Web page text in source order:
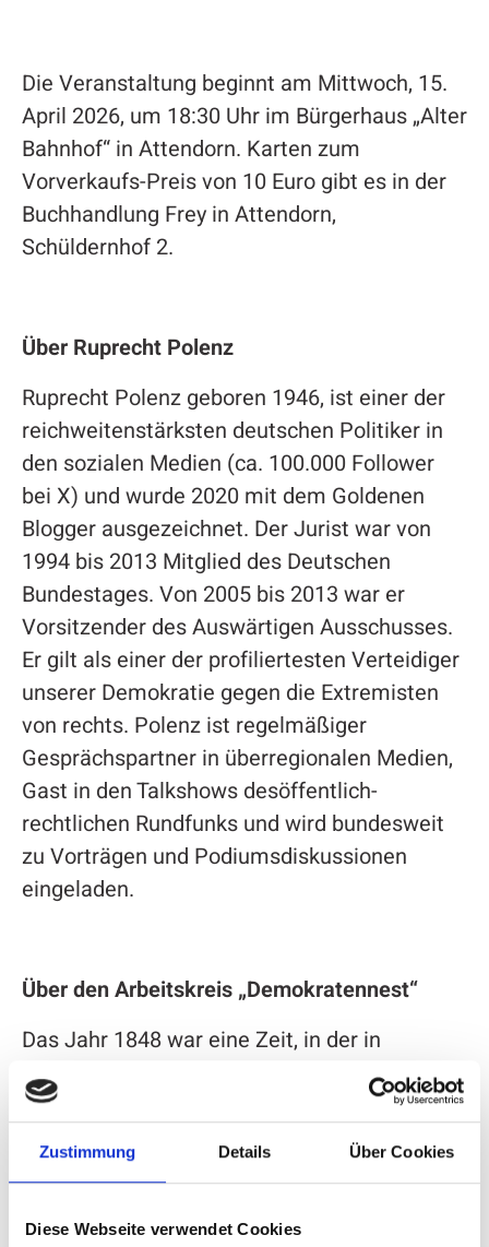
Zustimmung Details Über Cookies
Diese Webseite verwendet Cookies
Die Veranstaltung beginnt am Mittwoch, 15.
April 2026, um 18:30 Uhr im Bürgerhaus „Alter
Bahnhof“ in Attendorn. Karten zum
Vorverkaufs-Preis von 10 Euro gibt es in der
Buchhandlung Frey in Attendorn,
Schüldernhof 2.
Über Ruprecht Polenz
Ruprecht Polenz geboren 1946, ist einer der
reichweitenstärksten deutschen Politiker in
den sozialen Medien (ca. 100.000 Follower
bei X) und wurde 2020 mit dem Goldenen
Blogger ausgezeichnet. Der Jurist war von
1994 bis 2013 Mitglied des Deutschen
Bundestages. Von 2005 bis 2013 war er
Vorsitzender des Auswärtigen Ausschusses.
Er gilt als einer der profiliertesten Verteidiger
unserer Demokratie gegen die Extremisten
von rechts. Polenz ist regelmäßiger
Gesprächspartner in überregionalen Medien,
Gast in den Talkshows desöffentlich-
rechtlichen Rundfunks und wird bundesweit
zu Vorträgen und Podiumsdiskussionen
eingeladen.
Über den Arbeitskreis „Demokratennest“
Das Jahr 1848 war eine Zeit, in der in
Attendorn wie im übrigen Deutschland die
Revolution tobte. Attendorn war in jenen
Jahren als „Demokratennest“ bekannt. Der
aktuelle Arbeitskreis „Demokratennest“, dem
Tom Kleine und Nina Epe von der